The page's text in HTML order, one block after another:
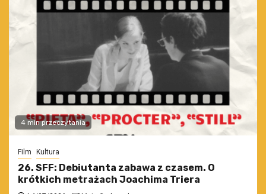
4 min przeczytania
Film Kultura
26. SFF: Debiutanta zabawa z czasem. O
krótkich metrażach Joachima Triera